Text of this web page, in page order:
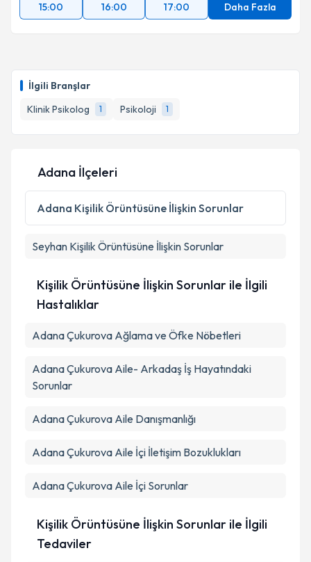
İlgili Branşlar
Klinik Psikolog
1 Psikoloji 1
15:00
16:00 17:00 Daha Fazla
Adana İlçeleri
Adana Kişilik Örüntüsüne İlişkin Sorunlar
Seyhan Kişilik Örüntüsüne İlişkin Sorunlar
Kişilik Örüntüsüne İlişkin Sorunlar ile İlgili
Hastalıklar
Adana Çukurova Ağlama ve Öfke Nöbetleri
Adana Çukurova Aile- Arkadaş İş Hayatındaki
Sorunlar
Adana Çukurova Aile Danışmanlığı
Adana Çukurova Aile İçi İletişim Bozuklukları
Adana Çukurova Aile İçi Sorunlar
Kişilik Örüntüsüne İlişkin Sorunlar ile İlgili
Tedaviler